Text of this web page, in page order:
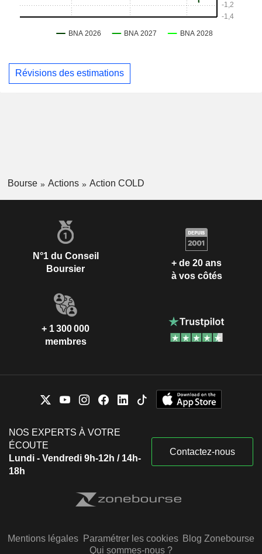
Révisions des estimations
Bourse Actions Action COLD
N°1 du Conseil
Boursier
+ de 20 ans
à vos côtés
+ 1 300 000
membres
NOS EXPERTS À VOTRE
ÉCOUTE
Lundi - Vendredi 9h-12h / 14h-
18h
Contactez-nous
Mentions légales Paramétrer les cookies Blog Zonebourse
Qui sommes-nous ?